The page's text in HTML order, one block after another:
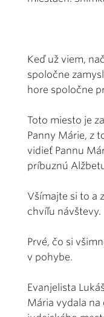
Keď už viem,
spoločne
hore spoločne
Toto miesto je
Panny Márie, z
vidieť Pannu
príbuznú
Všímajte si to a
chvíľu návštevy.
Prvé, čo si
v pohybe.
Evanjelista
Mária vydala na